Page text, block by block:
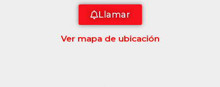
Llamar
Ver mapa de ubicación